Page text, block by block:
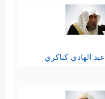
عبد الهادي كناكري